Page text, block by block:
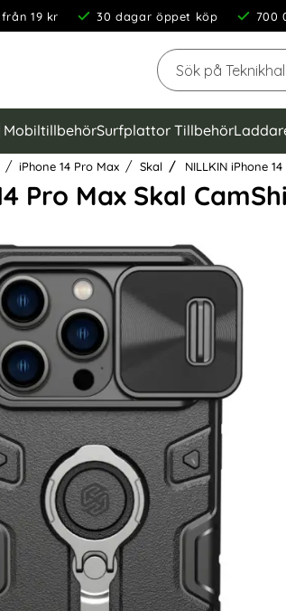
19 kr 30 dagar öppet köp 700
Sök
MobiltillbehörSurfplattor Tillbehör
iPhone 14 Pro Max Skal NILLKIN iPhone
Pro Max Skal